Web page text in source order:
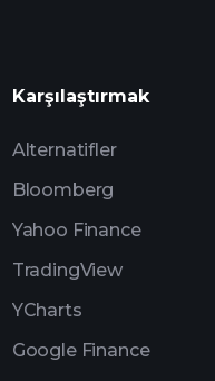
Karşılaştırmak
Alternatifler
Bloomberg
Yahoo Finance
TradingView
YCharts
Google Finance